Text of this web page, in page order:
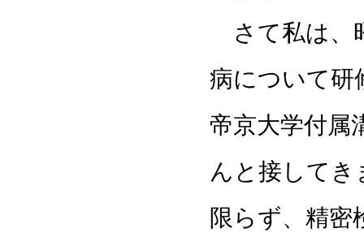
さて私は、
病について研
帝京大学付属
んと接してき
限らず、精密